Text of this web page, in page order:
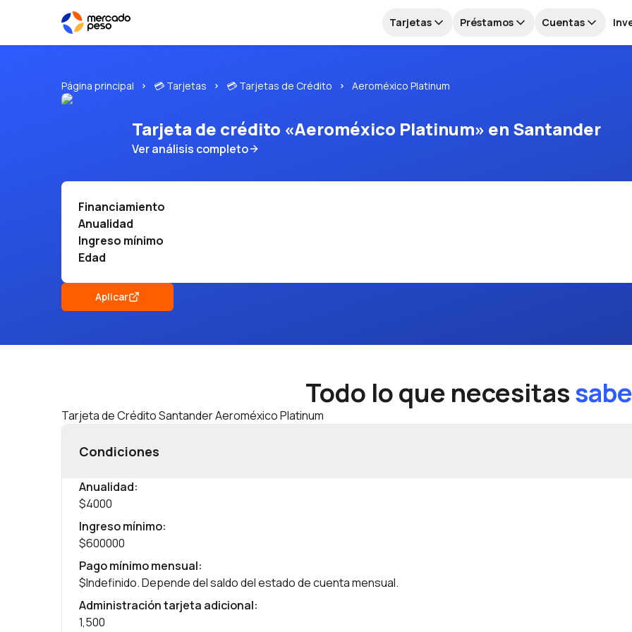
Tarjetas Préstamos Cuentas
Página principal 💳 Tarjetas 💳 Tarjetas de Crédito Aeroméxico Platinum
Tarjeta de crédito «Aeroméxico Platinum» en Santander
Ver análisis completo
Financiamiento
Anualidad
Ingreso mínimo
Edad
Aplicar
Todo lo que necesitas
Tarjeta de Crédito Santander Aeroméxico Platinum
Condiciones
Anualidad:
$4000
Ingreso mínimo:
$600000
Pago mínimo mensual:
$Indefinido. Depende del saldo del estado de cuenta mensual.
Administración tarjeta adicional:
1,500